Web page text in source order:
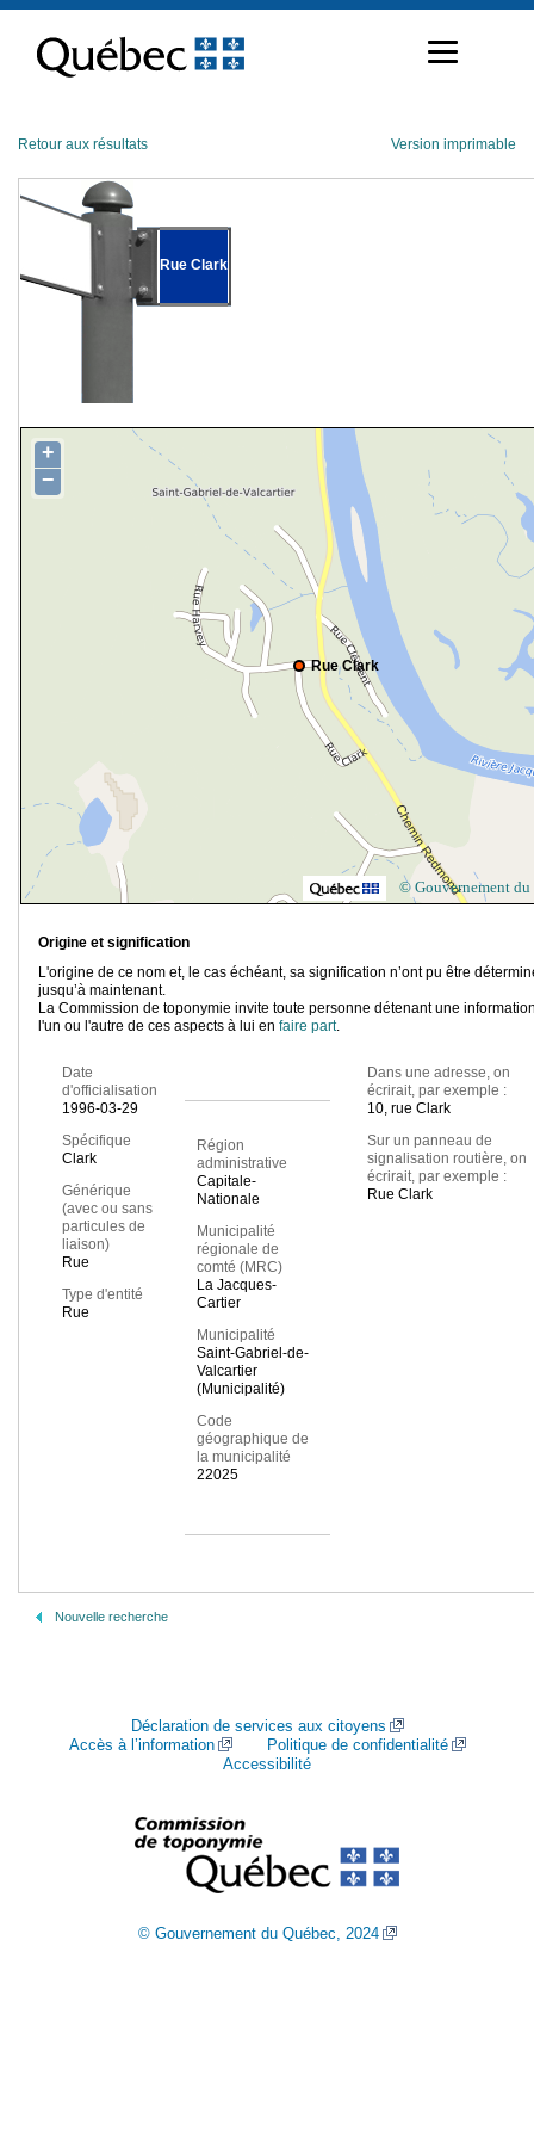
contenu
Retour aux résultats Version imprimable
Rue Clark
Rue Clark
+
−
© Gouvernement du
Origine et signification
L'origine de ce nom et, le cas échéant, sa signification n’ont pu être
jusqu’à maintenant.
La Commission de toponymie invite toute personne détenant une
l'un ou l'autre de ces aspects à lui en faire part.
Date
d'officialisation
1996-03-29
Spécifique
Clark
Générique
(avec ou sans
particules de
liaison)
Rue
Type d'entité
Rue
Région
administrative
Capitale-
Nationale
Municipalité
régionale de
comté (MRC)
La Jacques-
Cartier
Municipalité
Saint-Gabriel-de-
Valcartier
(Municipalité)
Code
géographique de
la municipalité
22025
Dans une adresse, on
écrirait, par exemple :
10, rue Clark
Sur un panneau de
signalisation routière, on
écrirait, par exemple :
Rue Clark
Nouvelle recherche
Déclaration de services aux citoyens
Accès à l’information
Politique de confidentialité
Accessibilité
© Gouvernement du Québec, 2024